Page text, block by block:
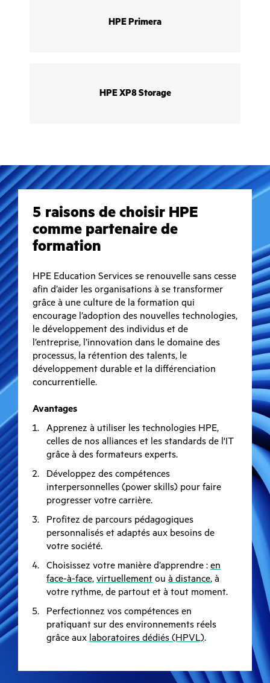
HPE Primera
HPE XP8 Storage
5 raisons de choisir HPE
comme partenaire de
formation
HPE Education Services se renouvelle sans cesse
afin d’aider les organisations à se transformer
grâce à une culture de la formation qui
encourage l’adoption des nouvelles technologies,
le développement des individus et de
l’entreprise, l’innovation dans le domaine des
processus, la rétention des talents, le
développement durable et la différenciation
concurrentielle.
Avantages
Apprenez à utiliser les technologies HPE,
celles de nos alliances et les standards de l'IT
grâce à des formateurs experts.
Développez des compétences
interpersonnelles (power skills) pour faire
progresser votre carrière.
Profitez de parcours pédagogiques
personnalisés et adaptés aux besoins de
votre société.
Choisissez votre manière d’apprendre : en
face-à-face, virtuellement ou à distance, à
votre rythme, de partout et à tout moment.
Perfectionnez vos compétences en
pratiquant sur des environnements réels
grâce aux laboratoires dédiés (HPVL).